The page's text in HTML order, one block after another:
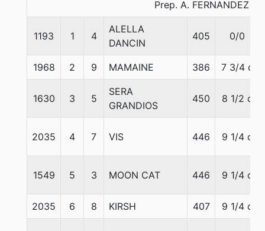
Prep. A. FERNANDEZ L.
1193 1 4
ALELLA
DANCIN
405 0/0
1968 2 9 MAMAINE 386 7 3/4 c
1630 3 5
SERA
GRANDIOS
450 8 1/2 c
2035 4 7 VIS 446 9 1/4 c
1549 5 3 MOON CAT 446 9 1/4 c
2035 6 8 KIRSH 407 9 1/4 c